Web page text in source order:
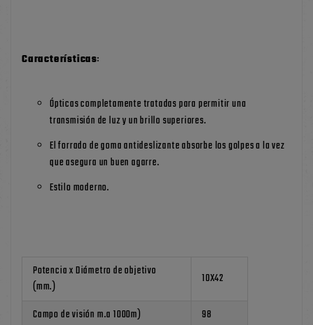
Características:
Ópticas completamente tratadas para permitir una
transmisión de luz y un brillo superiores.
El forrado de goma antideslizante absorbe los golpes a la vez
que asegura un buen agarre.
Estilo moderno.
Potencia x Diámetro de objetivo
(mm.)
10X42
Campo de visión m.a 1000m)
98